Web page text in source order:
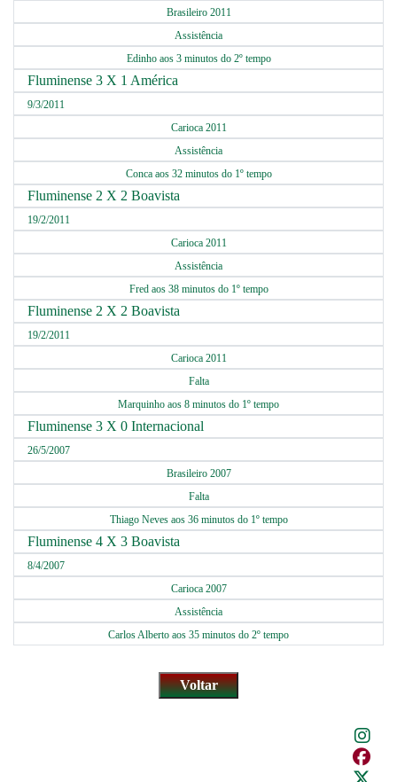
Brasileiro 2011
Assistência
Edinho aos 3 minutos do 2º tempo
Fluminense 3 X 1 América
9/3/2011
Carioca 2011
Assistência
Conca aos 32 minutos do 1º tempo
Fluminense 2 X 2 Boavista
19/2/2011
Carioca 2011
Assistência
Fred aos 38 minutos do 1º tempo
Fluminense 2 X 2 Boavista
19/2/2011
Carioca 2011
Falta
Marquinho aos 8 minutos do 1º tempo
Fluminense 3 X 0 Internacional
26/5/2007
Brasileiro 2007
Falta
Thiago Neves aos 36 minutos do 1º tempo
Fluminense 4 X 3 Boavista
8/4/2007
Carioca 2007
Assistência
Carlos Alberto aos 35 minutos do 2º tempo